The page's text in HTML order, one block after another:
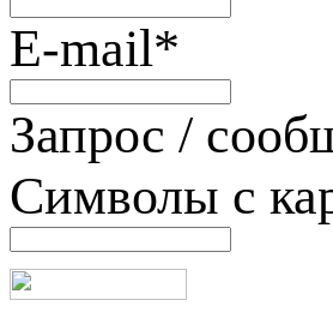
E-mail*
Запрос /
Символы с